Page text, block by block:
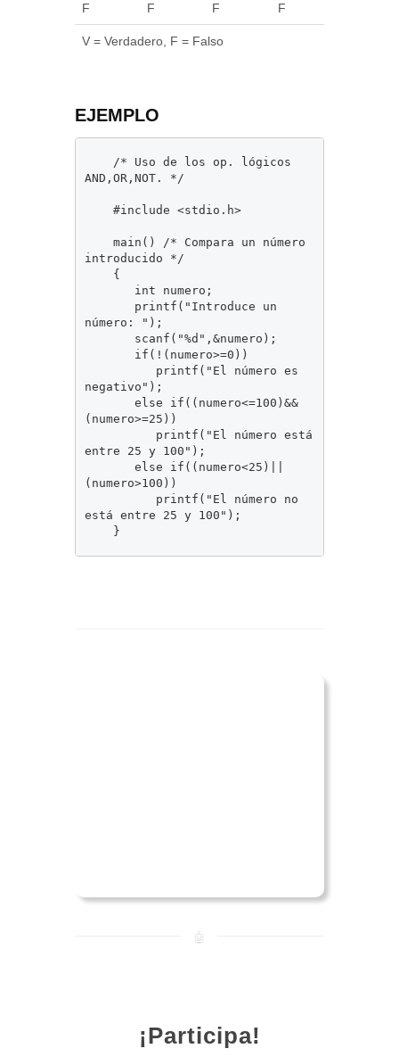
F F F F
V = Verdadero, F = Falso
EJEMPLO
AND,OR,NOT. */
introducido */
número: ");
negativo");
(numero>=25))
entre 25 y 100");
(numero>100))
está entre 25 y 100");
🤖
¡Participa!